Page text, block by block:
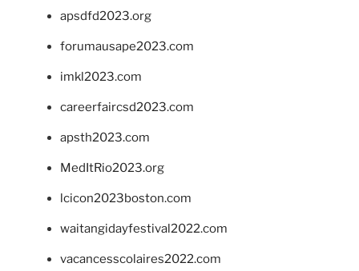
apsdfd2023.org
forumausape2023.com
imkl2023.com
careerfaircsd2023.com
apsth2023.com
MedItRio2023.org
lcicon2023boston.com
waitangidayfestival2022.com
vacancesscolaires2022.com